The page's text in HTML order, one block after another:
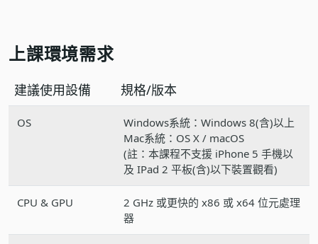
上課環境需求
建議使用設備 規格/版本
OS
Windows系統：Windows 8(含)以上
Mac系統：OS X / macOS
(註：本課程不支援 iPhone 5 手機以
及 IPad 2 平板(含)以下裝置觀看)
CPU & GPU
2 GHz 或更快的 x86 或 x64 位元處理
器